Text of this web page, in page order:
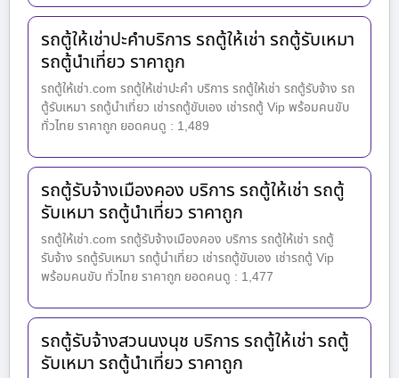
รถตู้ให้เช่าปะคำบริการ รถตู้ให้เช่า รถตู้รับเหมา
รถตู้นำเที่ยว ราคาถูก
รถตู้ให้เช่า.com รถตู้ให้เช่าปะคำ บริการ รถตู้ให้เช่า รถตู้รับจ้าง รถ
ตู้รับเหมา รถตู้นำเที่ยว เช่ารถตู้ขับเอง เช่ารถตู้ Vip พร้อมคนขับ
ทั่วไทย ราคาถูก ยอดคนดู : 1,489
รถตู้รับจ้างเมืองคอง บริการ รถตู้ให้เช่า รถตู้
รับเหมา รถตู้นำเที่ยว ราคาถูก
รถตู้ให้เช่า.com รถตู้รับจ้างเมืองคอง บริการ รถตู้ให้เช่า รถตู้
รับจ้าง รถตู้รับเหมา รถตู้นำเที่ยว เช่ารถตู้ขับเอง เช่ารถตู้ Vip
พร้อมคนขับ ทั่วไทย ราคาถูก ยอดคนดู : 1,477
รถตู้รับจ้างสวนนงนุช บริการ รถตู้ให้เช่า รถตู้
รับเหมา รถตู้นำเที่ยว ราคาถูก